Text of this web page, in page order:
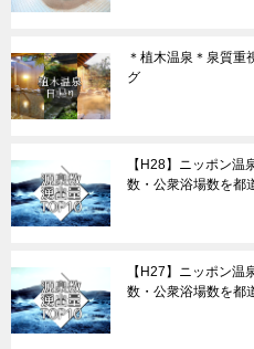
＊植木温泉＊泉質重
グ
【H28】ニッポン
数・公衆浴場数を都
【H27】ニッポン
数・公衆浴場数を都